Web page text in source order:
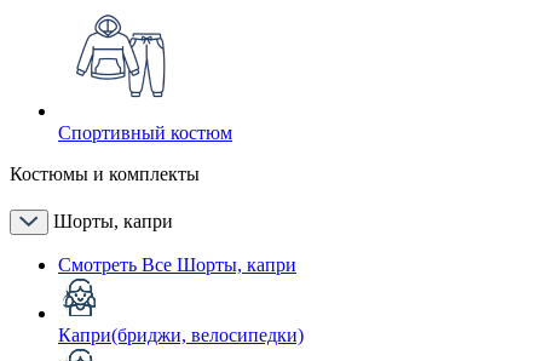
Спортивный костюм
Костюмы и комплекты
Шорты, капри
Смотреть Все Шорты, капри
Капри(бриджи, велосипедки)